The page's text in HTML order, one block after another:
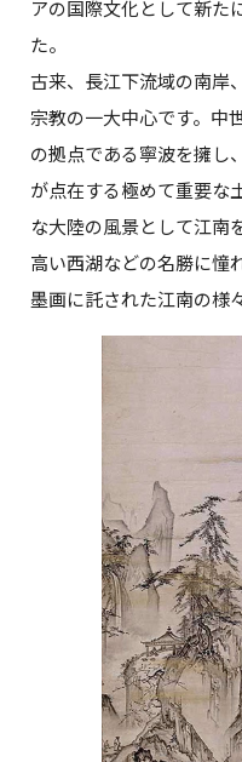
アの国際文化として新た
た。
古来、長江下流域の南岸
宗教の一大中心です。中
の拠点である寧波を擁し
が点在する極めて重要な
な大陸の風景として江南
高い西湖などの名勝に憧
墨画に託された江南の様